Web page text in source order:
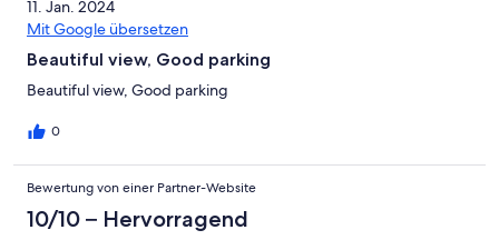
11. Jan. 2024
Mit Google übersetzen
Beautiful view, Good parking
Beautiful view, Good parking
0
Bewertung von einer Partner-Website
10/10 – Hervorragend